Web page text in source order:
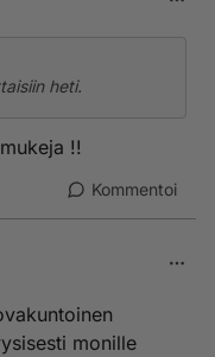
heti.
!!
Kommentoi
monille